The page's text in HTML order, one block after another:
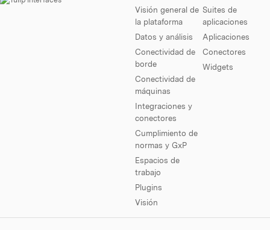
Visión general de
la plataforma
Datos y análisis
Conectividad de
borde
Conectividad de
máquinas
Integraciones y
conectores
Cumplimiento de
normas y GxP
Espacios de
trabajo
Plugins
Visión
Suites de
aplicaciones
Aplicaciones
Conectores
Widgets